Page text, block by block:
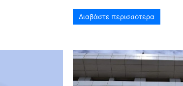
Διαβάστε περισσότερα